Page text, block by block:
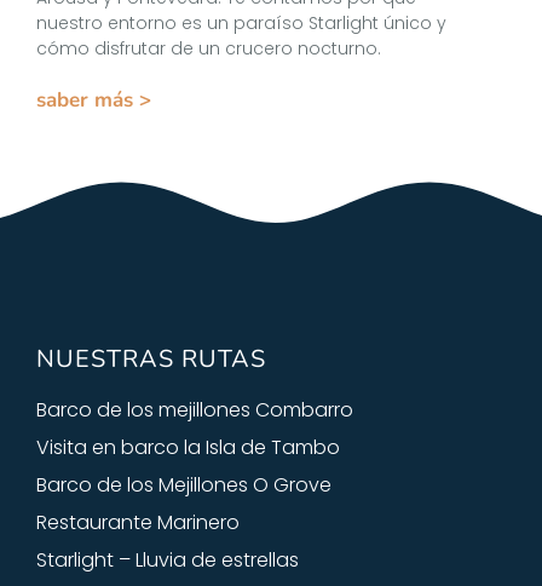
nuestro entorno es un paraíso Starlight único y
cómo disfrutar de un crucero nocturno.
saber más >
NUESTRAS RUTAS
Barco de los mejillones Combarro
Visita en barco la Isla de Tambo
Barco de los Mejillones O Grove
Restaurante Marinero
Starlight – Lluvia de estrellas